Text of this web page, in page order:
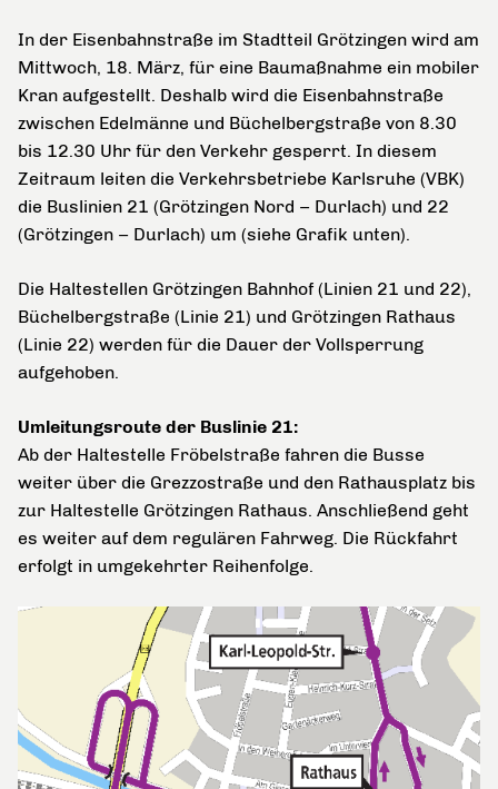
In der Eisenbahnstraße im Stadtteil Grötzingen wird am
Mittwoch, 18. März, für eine Baumaßnahme ein mobiler
Kran aufgestellt. Deshalb wird die Eisenbahnstraße
zwischen Edelmänne und Büchelbergstraße von 8.30
bis 12.30 Uhr für den Verkehr gesperrt. In diesem
Zeitraum leiten die Verkehrsbetriebe Karlsruhe (VBK)
die Buslinien 21 (Grötzingen Nord – Durlach) und 22
(Grötzingen – Durlach) um (siehe Grafik unten).
Die Haltestellen Grötzingen Bahnhof (Linien 21 und 22),
Büchelbergstraße (Linie 21) und Grötzingen Rathaus
(Linie 22) werden für die Dauer der Vollsperrung
aufgehoben.
Umleitungsroute der Buslinie 21:
Ab der Haltestelle Fröbelstraße fahren die Busse
weiter über die Grezzostraße und den Rathausplatz bis
zur Haltestelle Grötzingen Rathaus. Anschließend geht
es weiter auf dem regulären Fahrweg. Die Rückfahrt
erfolgt in umgekehrter Reihenfolge.